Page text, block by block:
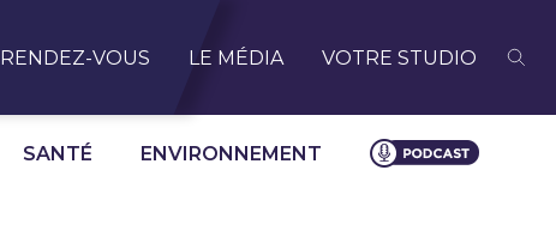
RENDEZ-VOUS LE MÉDIA VOTRE STUDIO
SANTÉ ENVIRONNEMENT